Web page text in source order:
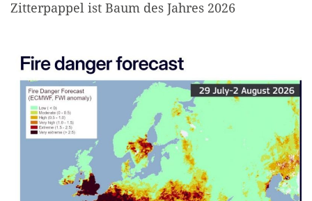
Zitterpappel ist Baum des Jahres 2026